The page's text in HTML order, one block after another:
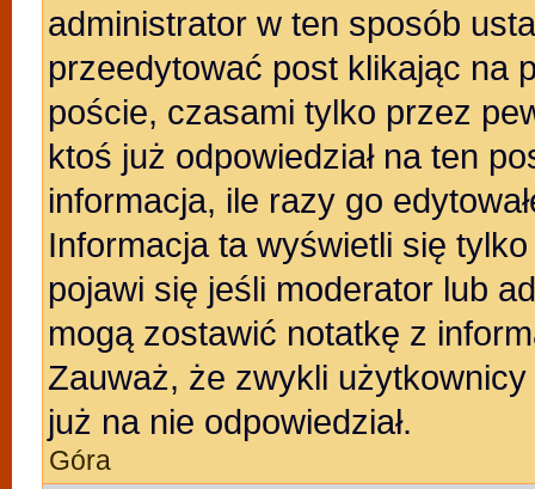
administrator w ten sposób
przeedytować post klikając na
poście, czasami tylko przez
ktoś już odpowiedział na ten
informacja, ile razy go
Informacja ta wyświetli się
pojawi się jeśli moderator lub
mogą zostawić notatkę z
Zauważ, że zwykli
już na nie odpowiedział.
Góra